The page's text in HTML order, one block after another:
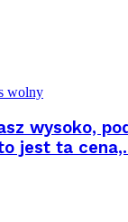
wolny
wysoko,
jest ta